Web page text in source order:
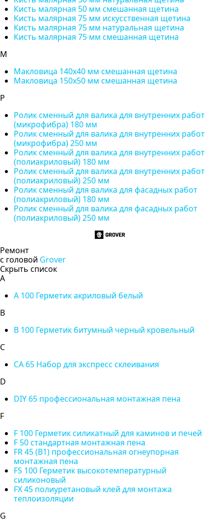
Кисть малярная 50 мм смешанная щетина
Кисть малярная 75 мм искусственная щетина
Кисть малярная 75 мм натуральная щетина
Кисть малярная 75 мм смешанная щетина
М
Макловица 140х40 мм смешанная щетина
Макловица 150х50 мм смешанная щетина
Р
Ролик сменный для валика для внутренних работ
(микрофибра) 180 мм
Ролик сменный для валика для внутренних работ
(микрофибра) 250 мм
Ролик сменный для валика для внутренних работ
(полиакриловый) 180 мм
Ролик сменный для валика для внутренних работ
(полиакриловый) 250 мм
Ролик сменный для валика для фасадных работ
(полиакриловый) 180 мм
Ролик сменный для валика для фасадных работ
(полиакриловый) 250 мм
Ремонт
с головой Grover
Скрыть список
A
A 100 Герметик акриловый белый
B
B 100 Герметик битумный черный кровельный
C
CA 65 Набор для экспресс склеивания
D
DIY 65 профессиональная монтажная пена
F
F 100 Герметик силикатный для каминов и печей
F 50 стандартная монтажная пена
FR 45 (B1) профессиональная огнеупорная
монтажная пена
FS 100 Герметик высокотемпературный
силиконовый
FX 45 полиуретановый клей для монтажа
теплоизоляции
G